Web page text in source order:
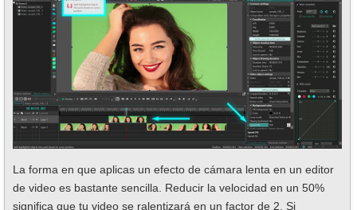
La forma en que aplicas un efecto de cámara lenta en un editor
de video es bastante sencilla. Reducir la velocidad en un 50%
significa que tu video se ralentizará en un factor de 2. Si